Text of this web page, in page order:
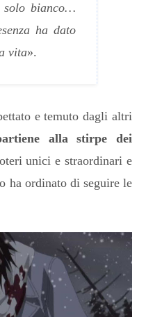
solo bianco…
ha dato
vita».
e temuto dagli altri
alla stirpe dei
unici e straordinari e
ha ordinato di seguire le